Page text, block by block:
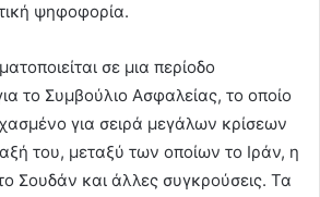
ψηφοφορία.
σε μια περίοδο
το Συμβούλιο Ασφαλείας, το οποίο
για σειρά μεγάλων κρίσεων
του, μεταξύ των οποίων το Ιράν, η
Σουδάν και άλλες συγκρούσεις. Τα